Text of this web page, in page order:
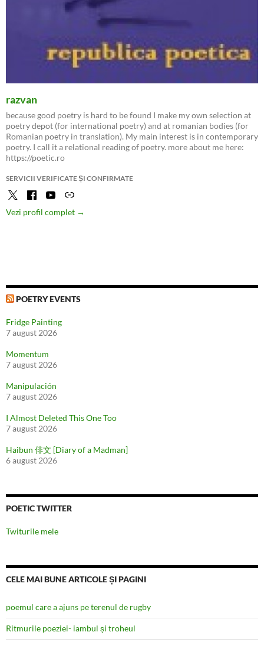
razvan
because good poetry is hard to be found I make my own selection at
poetry depot (for international poetry) and at romanian bodies (for
Romanian poetry in translation). My main interest is in contemporary
poetry. I call it a relational reading of poetry. more about me here:
https://poetic.ro
SERVICII VERIFICATE ȘI CONFIRMATE
Vezi profil complet →
POETRY EVENTS
Fridge Painting
7 august 2026
Momentum
7 august 2026
Manipulación
7 august 2026
I Almost Deleted This One Too
7 august 2026
Haibun 俳文 [Diary of a Madman]
6 august 2026
POETIC TWITTER
Twiturile mele
CELE MAI BUNE ARTICOLE ȘI PAGINI
poemul care a ajuns pe terenul de rugby
Ritmurile poeziei- iambul și troheul